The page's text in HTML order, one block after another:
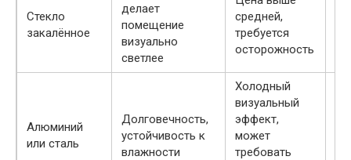
Стекло
закалённое
делает
помещение
визуально
светлее
средней,
требуется
осторожность
Алюминий
или сталь
Долговечность,
устойчивость к
влажности
Холодный
визуальный
эффект,
может
требовать